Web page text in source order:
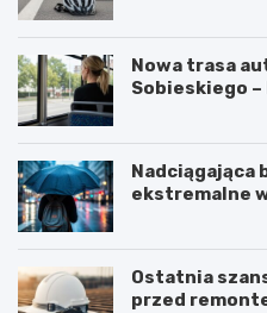
Nowa trasa
Sobieskiego
Nadciągająca
ekstremalne
Ostatnia
przed